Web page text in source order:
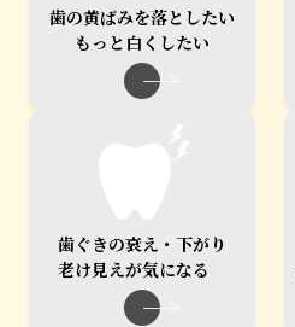
歯の黄ばみを落としたい
もっと白くしたい
歯ぐきの衰え・下がり
老け見えが気になる